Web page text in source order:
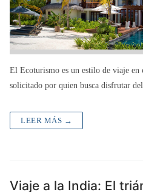
El Ecoturismo es un estilo de viaje en
solicitado por quien busca disfrutar
LEER MÁS →
Viaje a la India: El